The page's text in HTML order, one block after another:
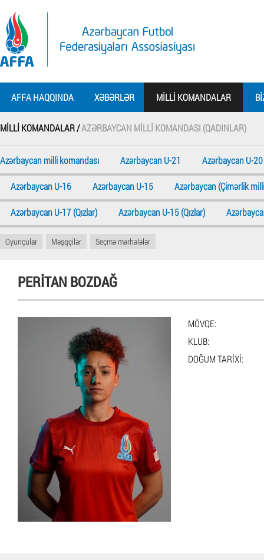
AFFA HAQQINDA XƏBƏRLƏR MILLI KOMANDALAR
MILLI KOMANDALAR /AZƏRBAYCAN MILLI KOMANDASI (QADINLAR)
Azərbaycan milli komandası Azərbaycan U-21 Azərbaycan U-20
Azərbaycan U-16 Azərbaycan U-15 Azərbaycan (Çimərlik
Azərbaycan U-17 (Qızlar) Azərbaycan U-15 (Qızlar)
Oyunçular Məşqçilər Seçmə mərhələlər
PERITAN BOZDAĞ
MÖVQE:
KLUB:
DOĞUM TARIXI: